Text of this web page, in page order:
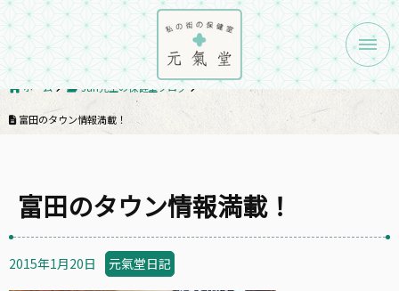
メニ
ホーム Jun先生の保健室ブログ
富田のタウン情報満載！
富田のタウン情報満載！
2015年1月20日 元氣堂日記